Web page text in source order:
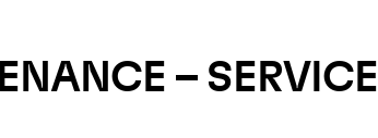
– SERVICE